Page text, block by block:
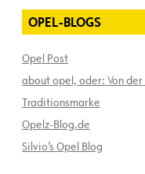
OPEL-BLOGS
Opel Post
about opel, oder: Von
Traditionsmarke
Opelz-Blog.de
Silvio’s Opel Blog